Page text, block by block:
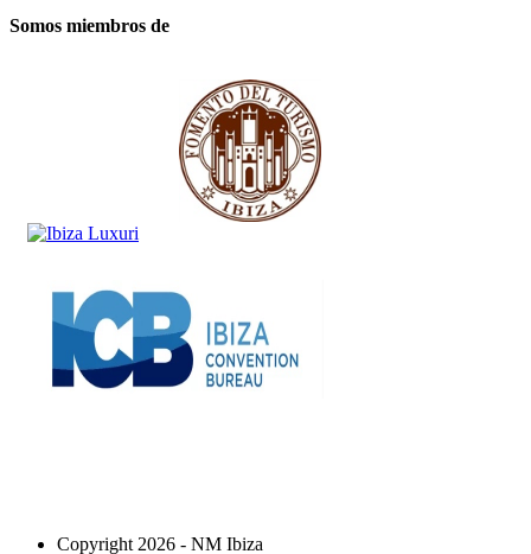
Somos miembros de
Copyright 2026 - NM Ibiza